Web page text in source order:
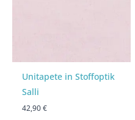
Unitapete in Stoffoptik
Salli
42,90 €